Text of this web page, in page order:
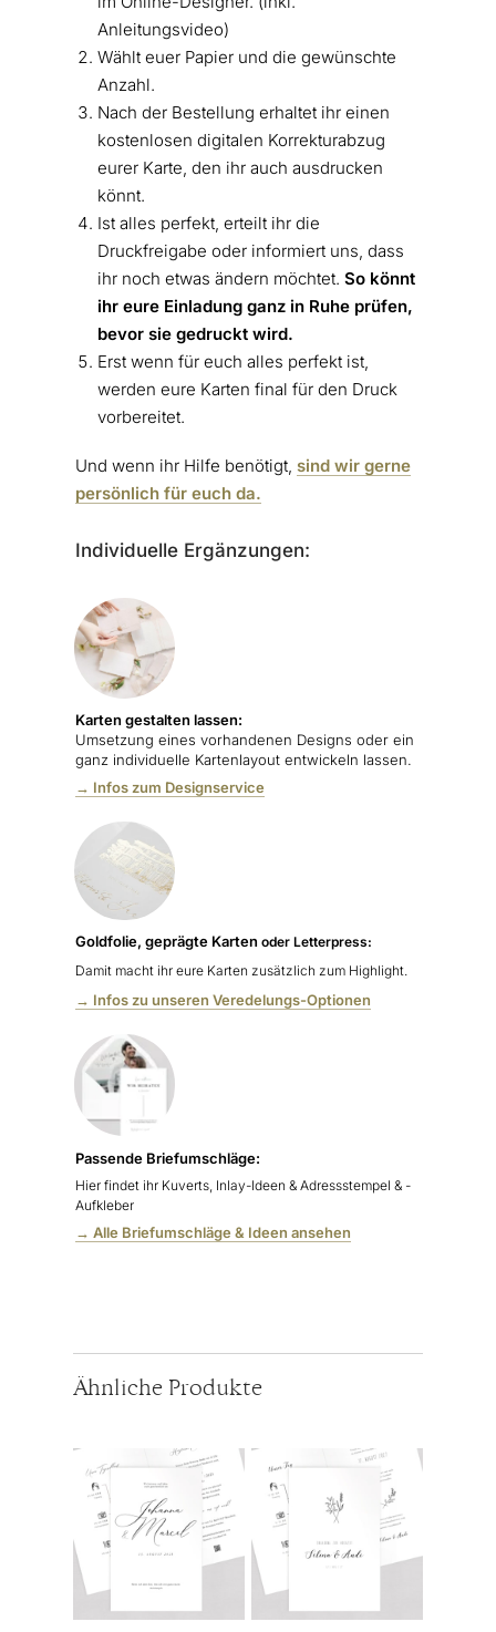
Anleitungsvideo)
Wählt euer Papier und die gewünschte
Anzahl.
Nach der Bestellung erhaltet ihr einen
kostenlosen digitalen Korrekturabzug
eurer Karte, den ihr auch ausdrucken
könnt.
Ist alles perfekt, erteilt ihr die
Druckfreigabe oder informiert uns, dass
ihr noch etwas ändern möchtet. So könnt
ihr eure Einladung ganz in Ruhe prüfen,
bevor sie gedruckt wird.
Erst wenn für euch alles perfekt ist,
werden eure Karten final für den Druck
vorbereitet.
Und wenn ihr Hilfe benötigt, sind wir gerne
persönlich für euch da.
Individuelle Ergänzungen:
Karten gestalten lassen:
Umsetzung eines vorhandenen Designs oder ein
ganz individuelle Kartenlayout entwickeln lassen.
→ Infos zum Designservice
Goldfolie, geprägte Karten oder Letterpress:
Damit macht ihr eure Karten zusätzlich zum Highlight.
→ Infos zu unseren Veredelungs-Optionen
Passende Briefumschläge:
Hier findet ihr Kuverts, Inlay-Ideen & Adressstempel & -
Aufkleber
→ Alle Briefumschläge & Ideen ansehen
Ähnliche Produkte